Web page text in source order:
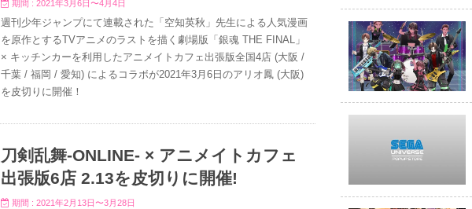
期間 : 2021年3月6日〜4月4日
週刊少年ジャンプにて連載された「空知英秋」先生による人気漫画
を原作とするTVアニメのラストを描く劇場版「銀魂 THE FINAL」
× キッチンカーを利用したアニメイトカフェ出張版全国4店 (大阪 /
千葉 / 福岡 / 愛知) によるコラボが2021年3月6日のアリオ鳳 (大阪)
を皮切りに開催！
刀剣乱舞-ONLINE- × アニメイトカフェ
出張版6店 2.13を皮切りに開催!
期間 : 2021年2月13日〜3月28日